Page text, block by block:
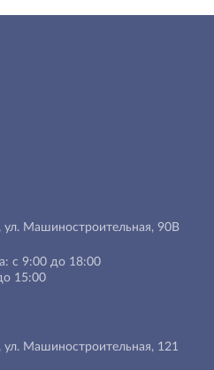
, ул. Машиностроительная, 90B
с 9:00 до 18:00
15:00
Машиностроительная, 121